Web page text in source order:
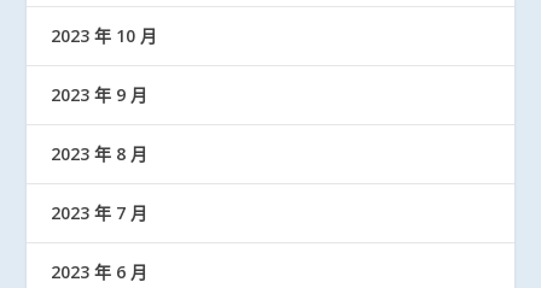
2023 年 10 月
2023 年 9 月
2023 年 8 月
2023 年 7 月
2023 年 6 月